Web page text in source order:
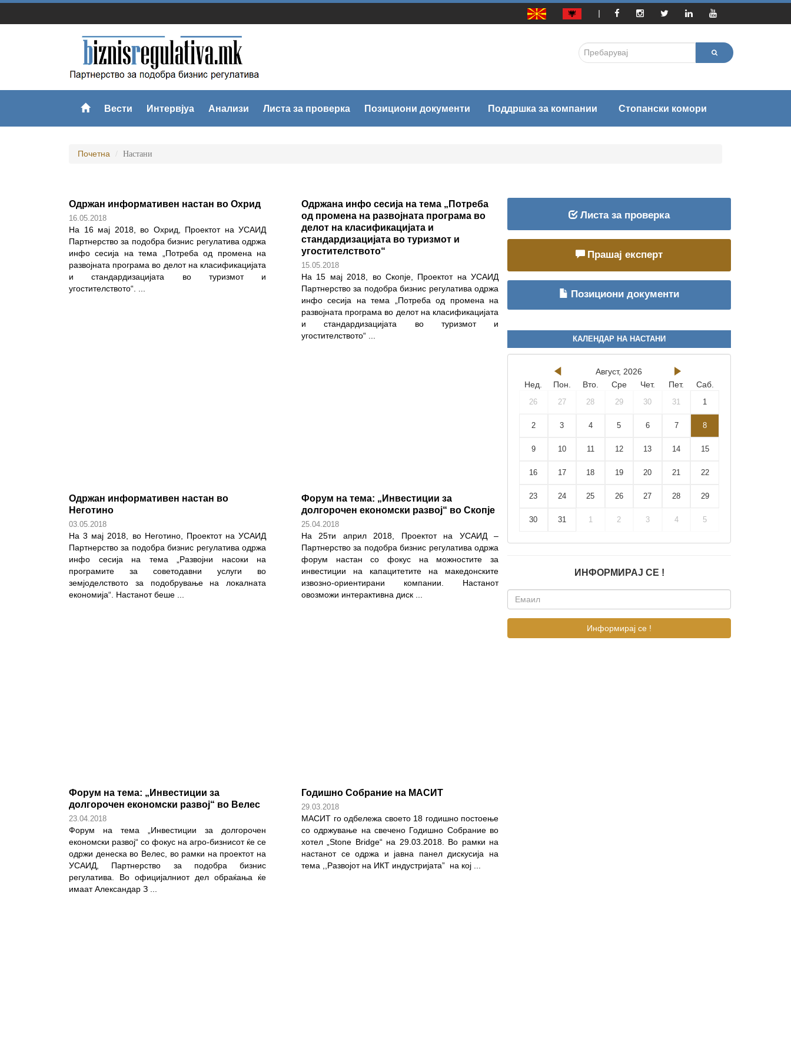
|
Вести Интервјуа Анализи Листа за проверка Позициони документи Поддршка за компании Стопански комори
Почетна Настани
Одржан информативен настан во Охрид
16.05.2018
На 16 мај 2018, во Охрид, Проектот на УСАИД
Партнерство за подобра бизнис регулатива одржа
инфо сесија на тема „Потреба од промена на
развојната програма во делот на класификацијата
и стандардизацијата во туризмот и
угостителството“. ...
Одржана инфо сесија на тема „Потреба
од промена на развојната програма во
делот на класификацијата и
стандардизацијата во туризмот и
угостителството“
15.05.2018
На 15 мај 2018, во Скопје, Проектот на УСАИД
Партнерство за подобра бизнис регулатива одржа
инфо сесија на тема „Потреба од промена на
развојната програма во делот на класификацијата
и стандардизацијата во туризмот и
угостителството“ ...
Одржан информативен настан во
Неготино
03.05.2018
На 3 мај 2018, во Неготино, Проектот на УСАИД
Партнерство за подобра бизнис регулатива одржа
инфо сесија на тема „Развојни насоки на
програмите за советодавни услуги во
земјоделството за подобрување на локалната
економија“. Настанот беше ...
Форум на тема: „Инвестиции за
долгорочен економски развој“ во Скопје
25.04.2018
На 25ти април 2018, Проектот на УСАИД –
Партнерство за подобра бизнис регулатива одржа
форум настан со фокус на можностите за
инвестиции на капацитетите на македонските
извозно-ориентирани компании. Настанот
овозможи интерактивна диск ...
Форум на тема: „Инвестиции за
долгорочен економски развој“ во Велес
23.04.2018
Форум на тема „Инвестиции за долгорочен
економски развој“ со фокус на агро-бизнисот ќе се
одржи денеска во Велес, во рамки на проектот на
УСАИД, Партнерство за подобра бизнис
регулатива. Во официјалниот дел обраќања ќе
имаат Александар З ...
Годишно Собрание на МАСИТ
29.03.2018
МАСИТ го одбележа своето 18 годишно постоење
со одржување на свечено Годишно Собрание во
хотел „Stone Bridge“ на 29.03.2018. Во рамки на
настанот се одржа и јавна панел дискусија на
тема ,,Развојот на ИКТ индустријата” на кој ...
Листа за проверка
Прашај експерт
Позициони документи
КАЛЕНДАР НА НАСТАНИ
Август, 2026
Нед.
Пон. Вто. Сре Чет. Пет. Саб.
26 27 28 29 30 31 1
2 3 4 5 6 7 8
9 10 11 12 13 14 15
16 17 18 19 20 21 22
23 24 25 26 27 28 29
30 31 1 2 3 4 5
ИНФОРМИРАЈ СЕ !
Информирај се !